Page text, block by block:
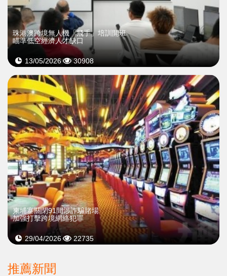
珠港澳跨境無人機「飛手」培訓開班
瞄準低空經濟人才缺口
13/05/2026 30908
柬埔寨關閉91間涉詐騙賭場
加強打擊跨境網絡犯罪
29/04/2026 22735
推薦新聞